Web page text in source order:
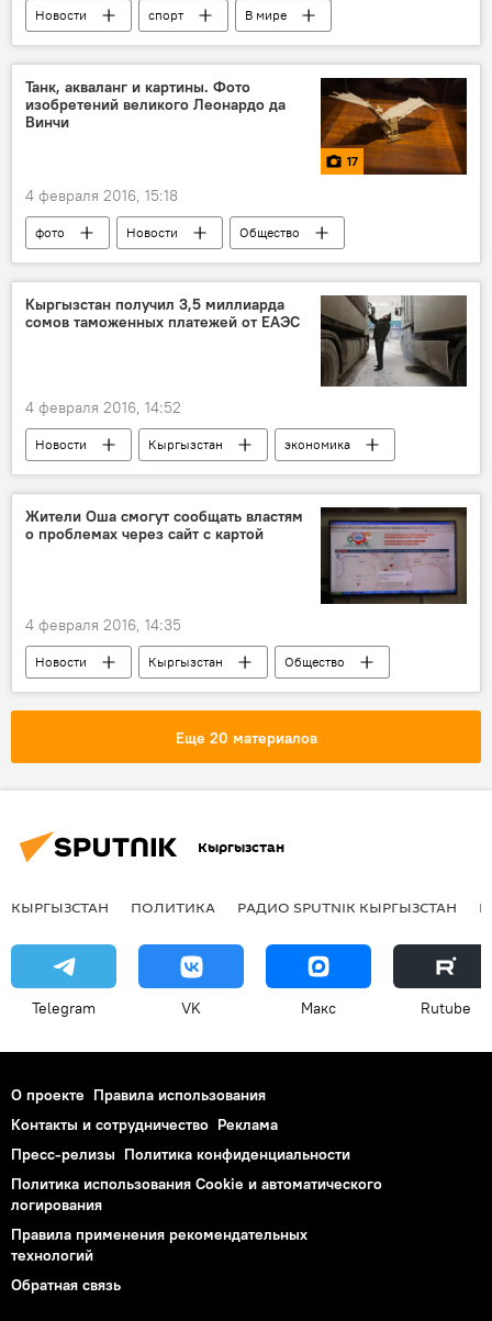
Новости спорт
В мире
FIFA
футбол
рейтинг
Танк, акваланг и картины. Фото
изобретений великого Леонардо да
Винчи
17
4 февраля 2016, 15:18
фото Новости
Общество
В мире
Кишинев
Леонардо да Винчи
выставка
картина
экспонаты
Кыргызстан получил 3,5 миллиарда
сомов таможенных платежей от ЕАЭС
4 февраля 2016, 14:52
Новости Кыргызстан
экономика
В мире
таможня
поступление
расщепление
Кыргызстан в ЕАЭС
таможенная пошлина
Жители Оша смогут сообщать властям
о проблемах через сайт с картой
4 февраля 2016, 14:35
Новости Кыргызстан
Общество
Ош
Мэрия города Ош карта
Еще 20 материалов
Кыргызстан
КЫРГЫЗСТАН ПОЛИТИКА РАДИО SPUTNIK КЫРГЫЗСТАН
Telegram VK Макс Rutube
О проекте Правила использования
Контакты и сотрудничество Реклама
Пресс-релизы Политика конфиденциальности
Политика использования Cookie и автоматического
логирования
Правила применения рекомендательных
технологий
Обратная связь